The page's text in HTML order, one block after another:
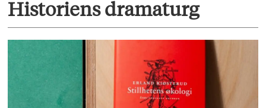
Historiens dramaturg